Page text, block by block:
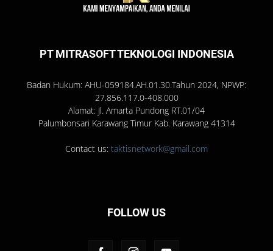
PT MITRASOFT TEKNOLOGI INDONESIA
Badan Hukum: AHU-059184.AH.01.30.Tahun 2024, NPWP:
27.856.117.0-408.000
Alamat: Jl. Amarta Pundong RT.01/04
Palumbonsari Karawang Timur Kab. Karawang 41314
Contact us: taktisnetwork@gmail.com
FOLLOW US